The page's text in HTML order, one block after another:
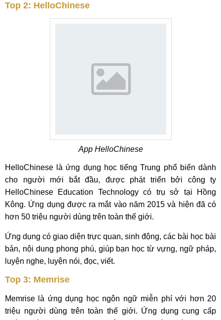
Top 2: HelloChinese
App HelloChinese
HelloChinese là ứng dụng học tiếng Trung phổ biến dành
cho người mới bắt đầu, được phát triển bởi công ty
HelloChinese Education Technology có trụ sở tại Hồng
Kông. Ứng dụng được ra mắt vào năm 2015 và hiện đã có
hơn 50 triệu người dùng trên toàn thế giới.
Ứng dụng có giao diện trực quan, sinh động, các bài học bài
bản, nội dung phong phú, giúp bạn học từ vựng, ngữ pháp,
luyện nghe, luyện nói, đọc, viết.
Top 3: Memrise
Memrise là ứng dụng học ngôn ngữ miễn phí với hơn 20
triệu người dùng trên toàn thế giới. Ứng dụng cung cấp